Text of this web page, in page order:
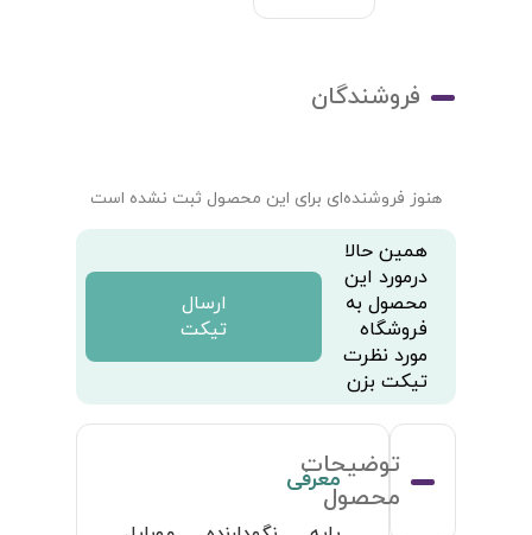
فروشندگان
هنوز فروشنده‌ای برای این محصول ثبت نشده است
همین حالا
درمورد این
محصول به
فروشگاه
مورد نظرت
تیکت بزن
ارسال
تیکت
توضیحات
محصول
معرفی